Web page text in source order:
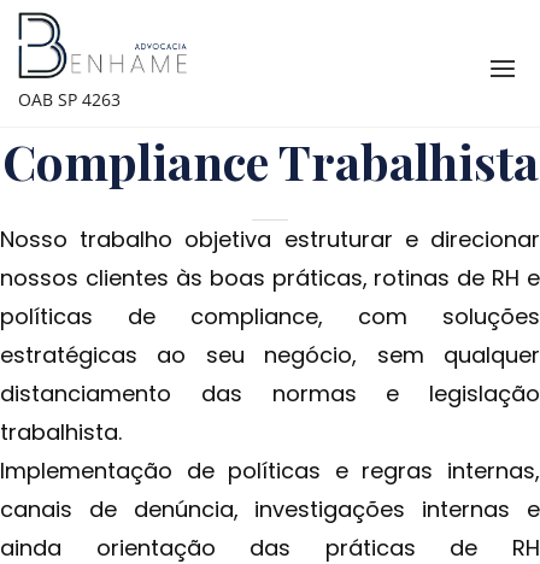
Skip
content
OAB SP 4263
Compliance Trabalhista
Nosso trabalho objetiva estruturar e direcionar
nossos clientes às boas práticas, rotinas de RH e
políticas de compliance, com soluções
estratégicas ao seu negócio, sem qualquer
distanciamento das normas e legislação
trabalhista.
Implementação de políticas e regras internas,
canais de denúncia, investigações internas e
ainda orientação das práticas de RH